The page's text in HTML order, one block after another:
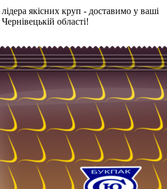
якісних круп - доставимо у ваші
області!